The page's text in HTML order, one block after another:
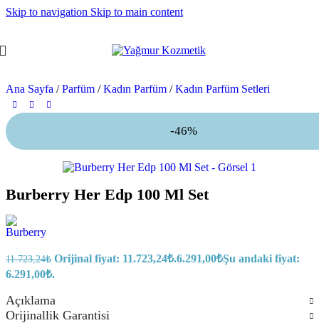
Skip to navigation Skip to main content
Ana Sayfa / Parfüm / Kadın Parfüm / Kadın Parfüm Setleri
-46%
Burberry Her Edp 100 Ml Set
11.723,24₺ Orijinal fiyat: 11.723,24₺.6.291,00₺Şu andaki fiyat:
6.291,00₺.
Açıklama
Orijinallik Garantisi